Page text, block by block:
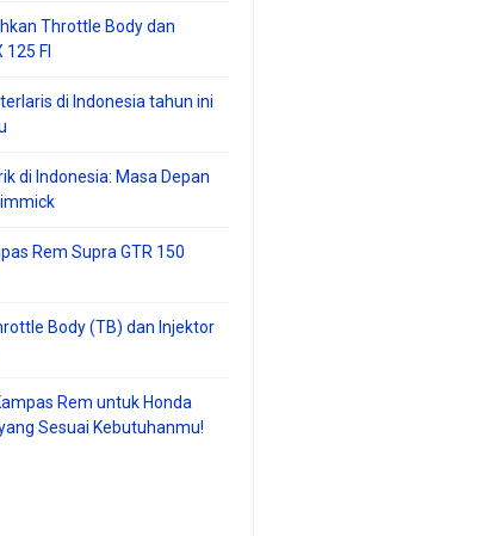
Throttle Body dan
FI
di Indonesia tahun ini
di Indonesia: Masa Depan
Rem Supra GTR 150
Body (TB) dan Injektor
Rem untuk Honda
Sesuai Kebutuhanmu!